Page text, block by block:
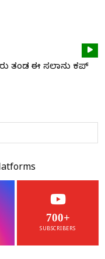
ತಂಡ ಈ ಸಲಾನು ಕಪ್
700+
SUBSCRIBERS